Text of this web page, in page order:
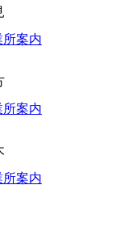
所案内
所案内
所案内